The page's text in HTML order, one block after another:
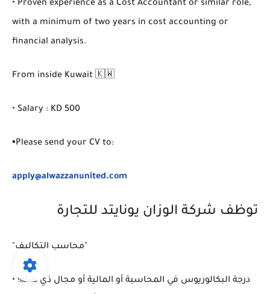
• Proven experience as a Cost Accountant or similar role,
with a minimum of two years in cost accounting or
financial analysis.
From inside Kuwait 🇰🇼
• Salary : KD 500
▪️Please send your CV to:
apply@alwazzanunited.com
توظف شركة الوزان يونايتد للتجارة
"محاسب التكاليف"
• درجة البكالوريوس في المحاسبة أو المالية أو مجال ذي صلة؛